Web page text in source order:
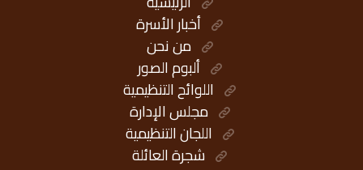
أخبار الأسرة
من نحن
ألبوم الصور
اللوائح التنظيمية
مجلس الإدارة
اللجان التنظيمية
شجرة العائلة